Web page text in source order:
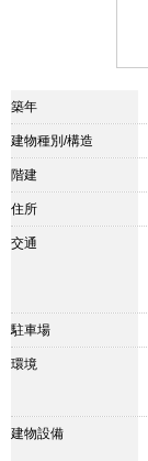
築年
建物種別/構造
階建
住所
交通
駐車場
環境
建物設備